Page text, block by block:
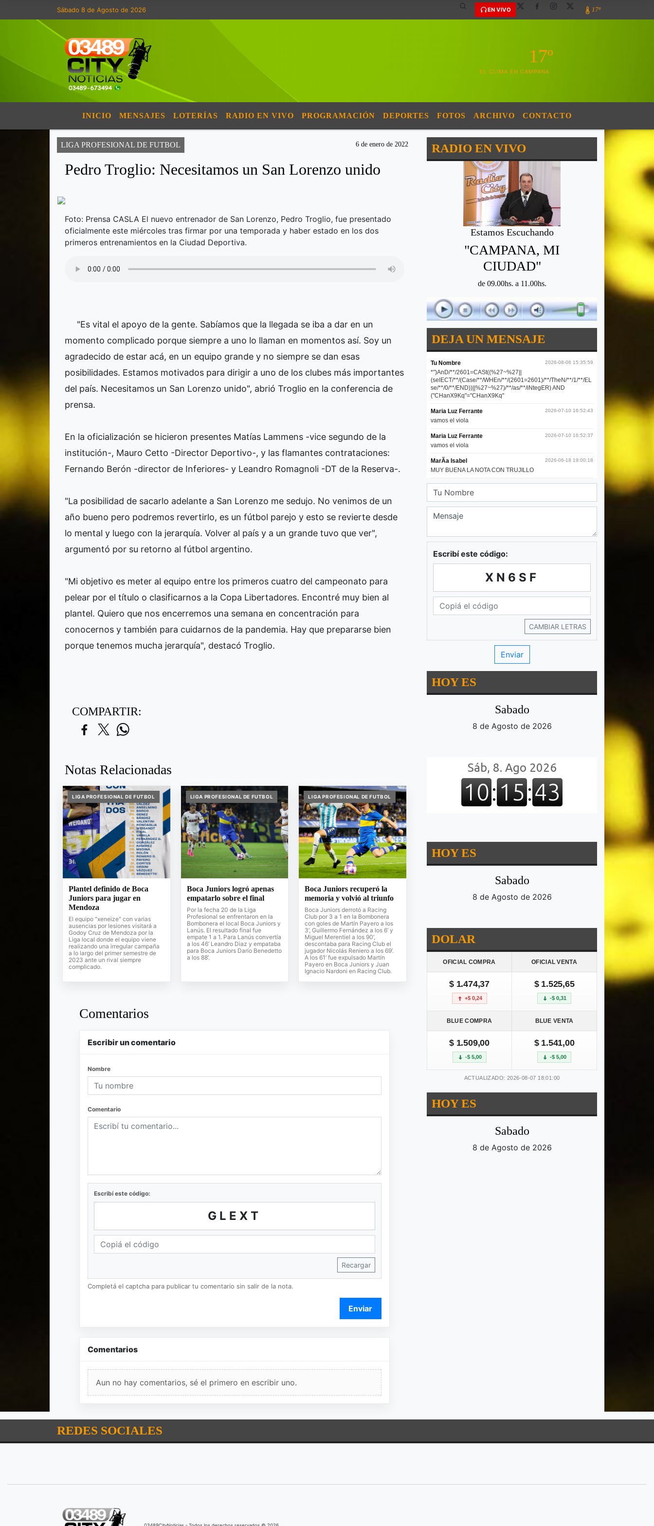
Sábado 8 de Agosto de 2026 EN VIVO 17º
17º
EL CLIMA EN CAMPANA
INICIO MENSAJES LOTERÍAS RADIO EN VIVO PROGRAMACIÓN DEPORTES FOTOS ARCHIVO CONTACTO
LIGA PROFESIONAL DE FUTBOL 6 de enero de 2022
Pedro Troglio: Necesitamos un San Lorenzo unido
Foto: Prensa CASLA El nuevo entrenador de San Lorenzo, Pedro Troglio, fue presentado
oficialmente este miércoles tras firmar por una temporada y haber estado en los dos
primeros entrenamientos en la Ciudad Deportiva.
"Es vital el apoyo de la gente. Sabíamos que la llegada se iba a dar en un
momento complicado porque siempre a uno lo llaman en momentos así. Soy un
agradecido de estar acá, en un equipo grande y no siempre se dan esas
posibilidades. Estamos motivados para dirigir a uno de los clubes más importantes
del país. Necesitamos un San Lorenzo unido", abrió Troglio en la conferencia de
prensa.
En la oficialización se hicieron presentes Matías Lammens -vice segundo de la
institución-, Mauro Cetto -Director Deportivo-, y las flamantes contrataciones:
Fernando Berón -director de Inferiores- y Leandro Romagnoli -DT de la Reserva-.
"La posibilidad de sacarlo adelante a San Lorenzo me sedujo. No venimos de un
año bueno pero podremos revertirlo, es un fútbol parejo y esto se revierte desde
lo mental y luego con la jerarquía. Volver al país y a un grande tuvo que ver",
argumentó por su retorno al fútbol argentino.
"Mi objetivo es meter al equipo entre los primeros cuatro del campeonato para
pelear por el título o clasificarnos a la Copa Libertadores. Encontré muy bien al
plantel. Quiero que nos encerremos una semana en concentración para
conocernos y también para cuidarnos de la pandemia. Hay que prepararse bien
porque tenemos mucha jerarquía", destacó Troglio.
COMPARTIR:
Notas Relacionadas
LIGA PROFESIONAL DE FUTBOL
Plantel definido de Boca
Juniors para jugar en
Mendoza
El equipo "xeneize" con varias
ausencias por lesiones visitará a
Godoy Cruz de Mendoza por la
Liga local donde el equipo viene
realizando una irregular campaña
a lo largo del primer semestre de
2023 ante un rival siempre
complicado.
LIGA PROFESIONAL DE FUTBOL
Boca Juniors logró apenas
empatarlo sobre el final
Por la fecha 20 de la Liga
Profesional se enfrentaron en la
Bombonera el local Boca Juniors y
Lanús. El resultado final fue
empate 1 a 1. Para Lanús convertía
a los 46’ Leandro Diaz y empataba
para Boca Juniors Darío Benedetto
a los 88’.
LIGA PROFESIONAL DE FUTBOL
Boca Juniors recuperó la
memoria y volvió al triunfo
Boca Juniors derrotó a Racing
Club por 3 a 1 en la Bombonera
con goles de Martín Payero a los
3’, Guillermo Fernández a los 6’ y
Miguel Merentiel a los 90’,
descontaba para Racing Club el
jugador Nicolás Reniero a los 69’.
A los 61’ fue expulsado Martín
Payero en Boca Juniors y Juan
Ignacio Nardoni en Racing Club.
Comentarios
Escribir un comentario
Nombre
Comentario
Escribí este código:
GLEXT
Recargar
Completá el captcha para publicar tu comentario sin salir de la nota.
Enviar
Comentarios
Aun no hay comentarios, sé el primero en escribir uno.
RADIO EN VIVO
Estamos Escuchando
"CAMPANA, MI
CIUDAD"
de 09.00hs. a 11.00hs.
DEJA UN MENSAJE
Escribí este código:
XN6SF
CAMBIAR LETRAS
HOY ES
Sabado
8 de Agosto de 2026
HOY ES
Sabado
8 de Agosto de 2026
DOLAR
OFICIAL COMPRA OFICIAL VENTA
$ 1.474,37
+$ 0,24
$ 1.525,65
-$ 0,31
BLUE COMPRA BLUE VENTA
$ 1.509,00
-$ 5,00
$ 1.541,00
-$ 5,00
ACTUALIZADO: 2026-08-07 18:01:00
HOY ES
Sabado
8 de Agosto de 2026
REDES SOCIALES